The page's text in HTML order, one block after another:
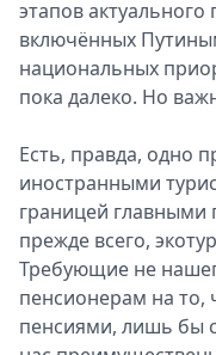
этапов
включённых
национальных
пока далеко. Но
Есть, правда, одно
иностранными
границей главными
прежде всего,
Требующие не
пенсионерам на то,
пенсиями, лишь бы